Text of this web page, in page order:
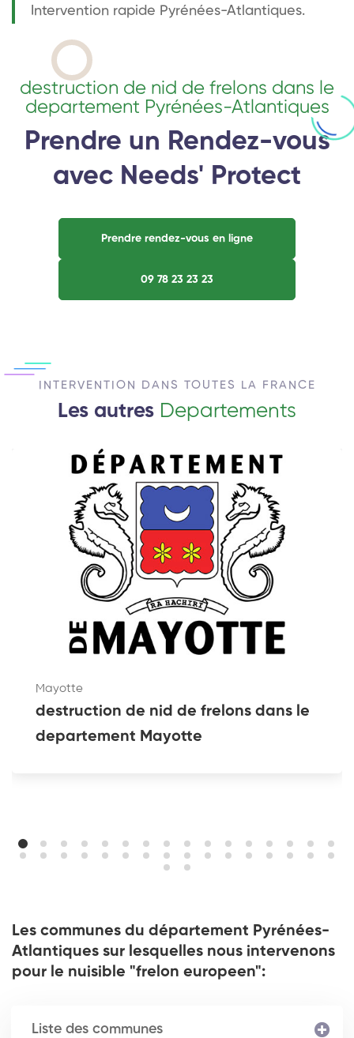
Intervention rapide Pyrénées-Atlantiques.
destruction de nid de frelons dans le
departement Pyrénées-Atlantiques
Prendre un Rendez-vous
avec Needs' Protect
Prendre rendez-vous en ligne
09 78 23 23 23
INTERVENTION DANS TOUTES LA FRANCE
Les autres Departements
Mayotte
destruction de nid de frelons dans le
departement Mayotte
Les communes du département Pyrénées-
Atlantiques sur lesquelles nous intervenons
pour le nuisible "frelon europeen":
Liste des communes